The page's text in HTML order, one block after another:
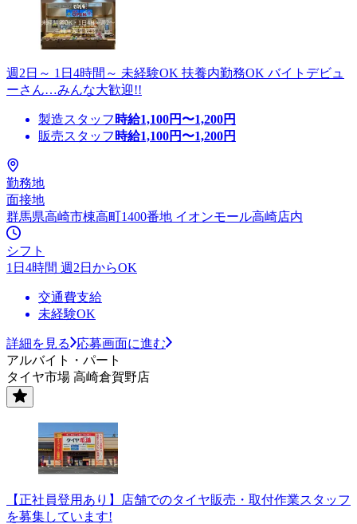
週2日～ 1日4時間～ 未経験OK 扶養内勤務OK バイトデビュ
ーさん…みんな大歓迎!!
製造スタッフ 時給1,100円〜1,200円
販売スタッフ 時給1,100円〜1,200円
勤務地
面接地
群馬県高崎市棟高町1400番地 イオンモール高崎店内
シフト
1日4時間 週2日からOK
交通費支給
未経験OK
詳細を見る
応募画面に進む
アルバイト・パート
タイヤ市場 高崎倉賀野店
【正社員登用あり】店舗でのタイヤ販売・取付作業スタッフ
を募集しています!